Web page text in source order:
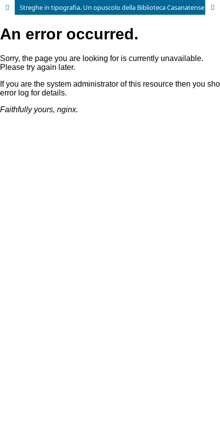
Streghe in tipografia. Un opuscolo della Biblioteca Casanatense